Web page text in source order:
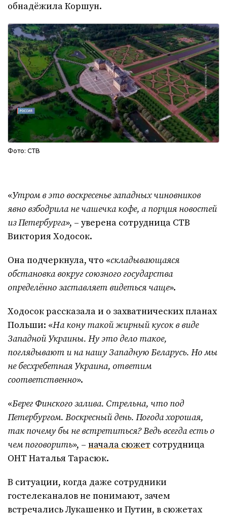
обнадёжила Коршун.
Фото: СТВ
«Утром в это воскресенье западных чиновников
явно взбодрила не чашечка кофе, а порция новостей
из Петербурга», – уверена сотрудница СТВ
Виктория Ходосок.
Она подчеркнула, что «складывающаяся
обстановка вокруг союзного государства
определённо заставляет видеться чаще».
Ходосок рассказала и о захватнических планах
Польши: «На кону такой жирный кусок в виде
Западной Украины. Ну это дело такое,
поглядывают и на нашу Западную Беларусь. Но мы
не бесхребетная Украина, ответим
соответственно».
«Берег Финского залива. Стрельна, что под
Петербургом. Воскресный день. Погода хорошая,
так почему бы не встретиться? Ведь всегда есть о
чем поговорить», – начала сюжет сотрудница
ОНТ Наталья Тарасюк.
В ситуации, когда даже сотрудники
гостелеканалов не понимают, зачем
встречались Лукашенко и Путин, в сюжетах